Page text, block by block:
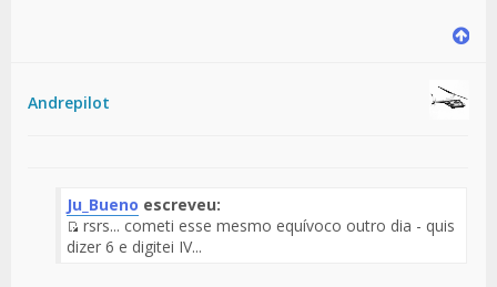
Andrepilot
Ju_Bueno escreveu:
Fuente
rsrs... cometi esse mesmo equívoco outro dia - quis
dizer 6 e digitei IV...